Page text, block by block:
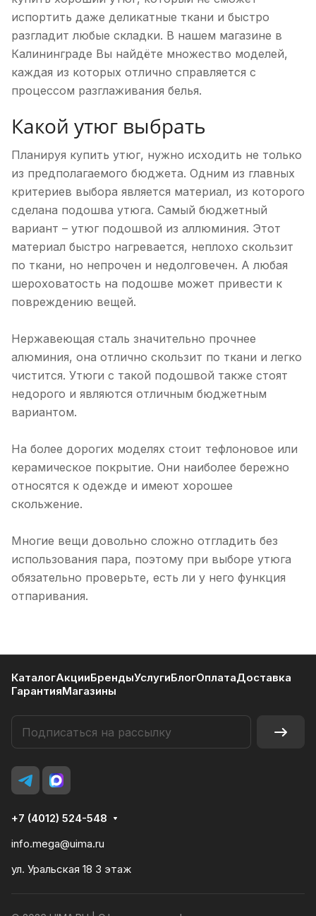
испортить даже деликатные ткани и быстро
разгладит любые складки. В нашем магазине в
Калининграде Вы найдёте множество моделей,
каждая из которых отлично справляется с
процессом разглаживания белья.
Какой утюг выбрать
Планируя купить утюг, нужно исходить не только
из предполагаемого бюджета. Одним из главных
критериев выбора является материал, из которого
сделана подошва утюга. Самый бюджетный
вариант – утюг подошвой из аллюминия. Этот
материал быстро нагревается, неплохо скользит
по ткани, но непрочен и недолговечен. А любая
шероховатость на подошве может привести к
повреждению вещей.
Нержавеющая сталь значительно прочнее
алюминия, она отлично скользит по ткани и легко
чистится. Утюги с такой подошвой также стоят
недорого и являются отличным бюджетным
вариантом.
На более дорогих моделях стоит тефлоновое или
керамическое покрытие. Они наиболее бережно
относятся к одежде и имеют хорошее
скольжение.
Многие вещи довольно сложно отгладить без
использования пара, поэтому при выборе утюга
обязательно проверьте, есть ли у него функция
отпаривания.
КаталогАкцииБрендыУслугиБлогОплатаДоставка
ГарантияМагазины
+7 (4012) 524-548
info.mega@uima.ru
ул. Уральская 18 3 этаж